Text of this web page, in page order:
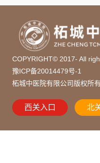
COPYRIGHT© 2017- All
豫ICP备20014479号-1
柘城中医院有限公司版权所有
西关入口 北